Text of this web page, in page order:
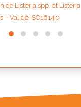
de Listeria spp. et Listeria
– Validé ISO16140